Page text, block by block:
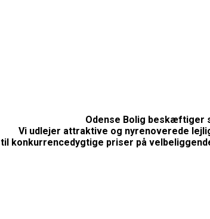
Odense Bolig beskæftiger
Vi udlejer attraktive og nyrenoverede
til konkurrencedygtige priser på